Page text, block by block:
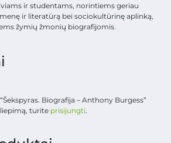
ir studentams, norintiems geriau
ir literatūrą bei sociokultūrinę aplinką,
žymių žmonių biografijomis.
Biografija – Anthony Burgess”
turite prisijungti.